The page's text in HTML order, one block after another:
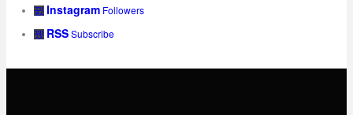
Instagram Followers
RSSSubscribe